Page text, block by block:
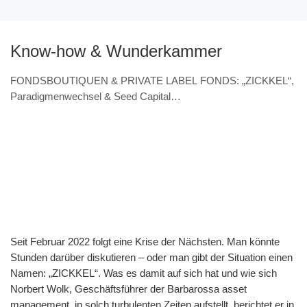
Know-how & Wunderkammer
FONDSBOUTIQUEN & PRIVATE LABEL FONDS: „ZICKKEL“,
Paradigmenwechsel & Seed Capital
Seit Februar 2022 folgt eine Krise der Nächsten. Man könnte
Stunden darüber diskutieren – oder man gibt der Situation einen
Namen: „ZICKKEL“. Was es damit auf sich hat und wie sich
Norbert Wolk, Geschäftsführer der Barbarossa asset
management, in solch turbulenten Zeiten aufstellt, berichtet er in